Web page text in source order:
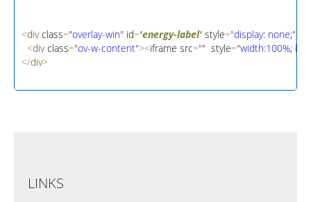
<div class="overlay-win" id='energy-label' style="display: none;">
<div class="ov-w-content"><iframe src=""
  style
="width:100%;
</div>
LINKS